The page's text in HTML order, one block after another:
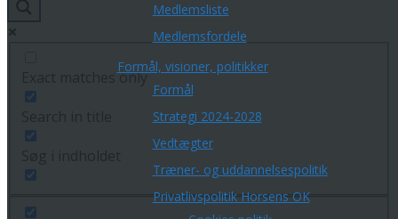
Medlemsliste
Medlemsfordele
Formål, visioner, politikker
Formål
Strategi 2024-2028
Vedtægter
Træner- og uddannelsespolitik
Privatlivspolitik Horsens OK
Exact matches only